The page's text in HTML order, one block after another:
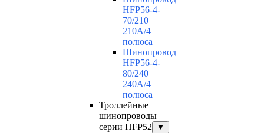
HFP56-4-
70/210
210А/4
полюса
Шинопровод
HFP56-4-
80/240
240А/4
полюса
Троллейные
шинопроводы
серии HFP52
▼